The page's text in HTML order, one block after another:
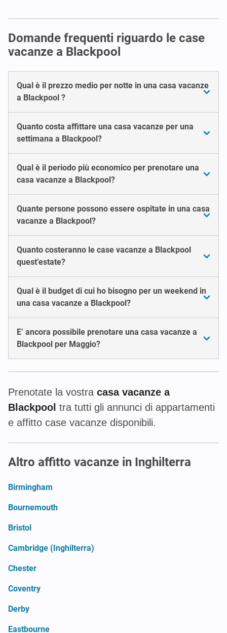
Domande frequenti riguardo le case
vacanze a Blackpool
Qual è il prezzo medio per notte in una casa vacanze
a Blackpool ?
Quanto costa affittare una casa vacanze per una
settimana a Blackpool?
Qual è il periodo più economico per prenotare una
casa vacanze a Blackpool?
Quante persone possono essere ospitate in una casa
vacanze a Blackpool?
Quanto costeranno le case vacanze a Blackpool
quest’estate?
Qual è il budget di cui ho bisogno per un weekend in
una casa vacanze a Blackpool?
E’ ancora possibile prenotare una casa vacanze a
Blackpool per Maggio?
Prenotate la vostra casa vacanze a
Blackpool tra tutti gli annunci di appartamenti
e affitto case vacanze disponibili.
Altro affitto vacanze in Inghilterra
Birmingham
Bournemouth
Bristol
Cambridge (Inghilterra)
Chester
Coventry
Derby
Eastbourne